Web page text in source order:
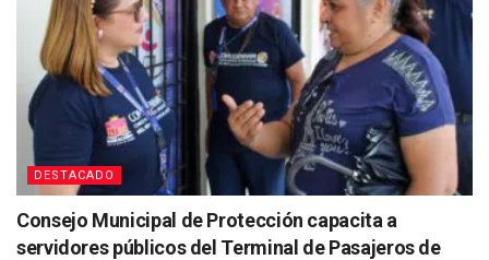
DESTACADO
Consejo Municipal de Protección capacita a
servidores públicos del Terminal de Pasajeros de